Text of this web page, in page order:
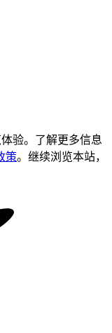
验。了解更多信息
策。继续浏览本站，